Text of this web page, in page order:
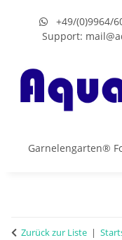
+49/(0)9964/
Support:
Garnelengarten®
Zurück zur Liste